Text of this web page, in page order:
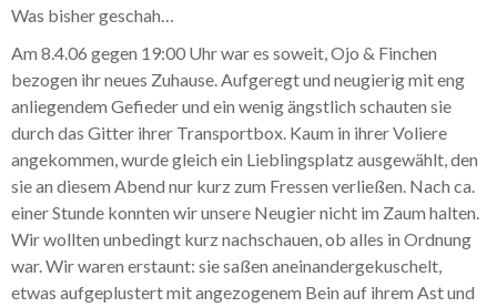
Was bisher geschah…
Am 8.4.06 gegen 19:00 Uhr war es soweit, Ojo & Finchen
bezogen ihr neues Zuhause. Aufgeregt und neugierig mit eng
anliegendem Gefieder und ein wenig ängstlich schauten sie
durch das Gitter ihrer Transportbox. Kaum in ihrer Voliere
angekommen, wurde gleich ein Lieblingsplatz ausgewählt, den
sie an diesem Abend nur kurz zum Fressen verließen. Nach ca.
einer Stunde konnten wir unsere Neugier nicht im Zaum halten.
Wir wollten unbedingt kurz nachschauen, ob alles in Ordnung
war. Wir waren erstaunt: sie saßen aneinandergekuschelt,
etwas aufgeplustert mit angezogenem Bein auf ihrem Ast und